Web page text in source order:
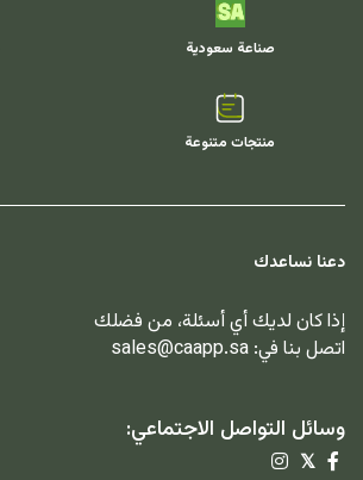
صناعة سعودية
منتجات متنوعة
دعنا نساعدك
إذا كان لديك أي أسئلة، من فضلك
اتصل بنا في: sales@caapp.sa
وسائل التواصل الاجتماعي:
𝕏